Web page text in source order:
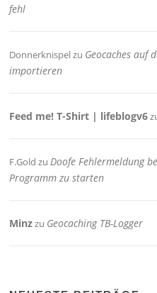
fehl
Donnerknispelzu Geocaches auf
importieren
Feed me! T-Shirt | lifeblogv6
F.Gold zu Doofe Fehlermeldung
Programm zu starten
Minzzu Geocaching TB-Logger